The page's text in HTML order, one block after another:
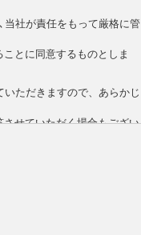
当社が責任をもって厳格に管
とに同意するものとしま
ただきますので、あらかじ
せていただく場合もござい